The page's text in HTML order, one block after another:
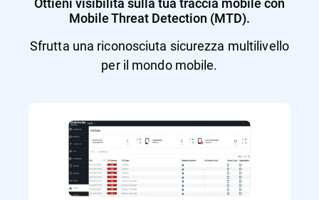
Mobile Threat Detection (MTD).
Sfrutta una riconosciuta sicurezza multilivello
per il mondo mobile.